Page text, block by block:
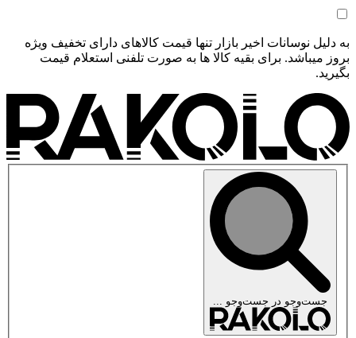
به دلیل نوسانات اخیر بازار تنها قیمت کالاهای دارای تخفیف ویژه
بروز میباشد. برای بقیه کالا ها به صورت تلفنی استعلام قیمت
بگیرید.
جست‌وجو در جست‌وجو ...